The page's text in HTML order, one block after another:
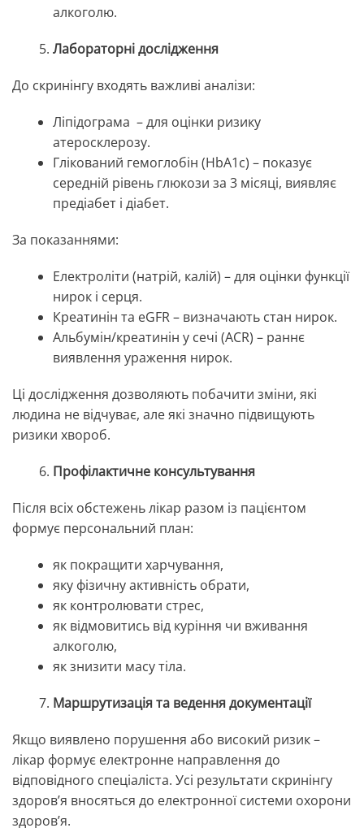
алкоголю.
Лабораторні дослідження
До скринінгу входять важливі аналізи:
Ліпідограма – для оцінки ризику
атеросклерозу.
Глікований гемоглобін (HbA1c) – показує
середній рівень глюкози за 3 місяці, виявляє
предіабет і діабет.
За показаннями:
Електроліти (натрій, калій) – для оцінки функції
нирок і серця.
Креатинін та eGFR – визначають стан нирок.
Альбумін/креатинін у сечі (ACR) – раннє
виявлення ураження нирок.
Ці дослідження дозволяють побачити зміни, які
людина не відчуває, але які значно підвищують
ризики хвороб.
Профілактичне консультування
Після всіх обстежень лікар разом із пацієнтом
формує персональний план:
як покращити харчування,
яку фізичну активність обрати,
як контролювати стрес,
як відмовитись від куріння чи вживання
алкоголю,
як знизити масу тіла.
Маршрутизація та ведення документації
Якщо виявлено порушення або високий ризик –
лікар формує електронне направлення до
відповідного спеціаліста. Усі результати скринінгу
здоров’я вносяться до електронної системи охорони
здоров’я.